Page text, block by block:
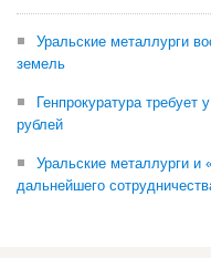
Уральские металлурги
земель
Генпрокуратура
рублей
Уральские металлурги
дальнейшего